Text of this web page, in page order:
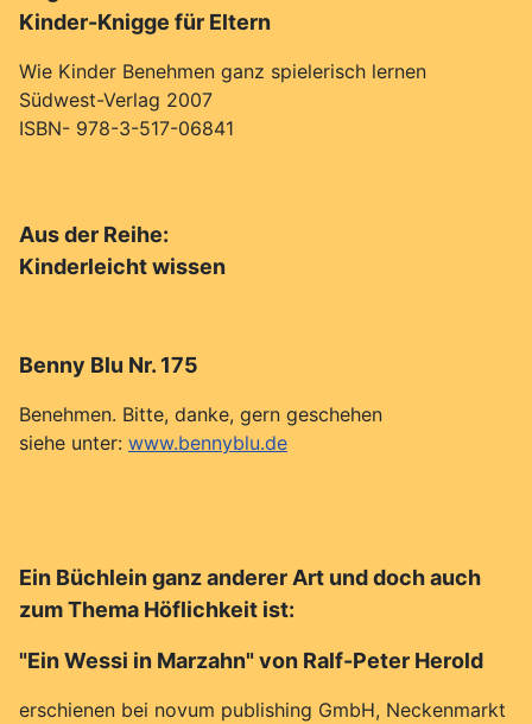
Kinder-Knigge für Eltern
Wie Kinder Benehmen ganz spielerisch lernen
Südwest-Verlag 2007
ISBN- 978-3-517-06841
Aus der Reihe:
Kinderleicht wissen
Benny Blu Nr. 175
Benehmen. Bitte, danke, gern geschehen
siehe unter: www.bennyblu.de
Ein Büchlein ganz anderer Art und doch auch
zum Thema Höflichkeit ist:
"Ein Wessi in Marzahn" von Ralf-Peter Herold
erschienen bei novum publishing GmbH, Neckenmarkt